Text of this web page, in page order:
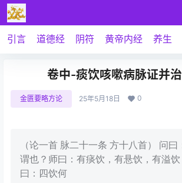
引言 道德经 阴符 黄帝内经 养生
卷中-痰饮咳嗽病脉证并
金匮要略方论 25年5月18日 0
（论一首 脉二十一条 方十八首） 问
谓也？师曰：有痰饮，有悬饮，有溢饮
曰：四饮何